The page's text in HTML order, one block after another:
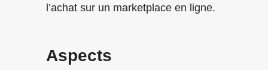
l’achat sur un marketplace en ligne.
Aspects